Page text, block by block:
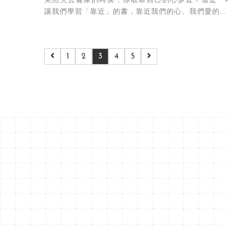
讓我們學習「靠近」的書，靠近我們的心、我們愛的...
1 2 3 4 5